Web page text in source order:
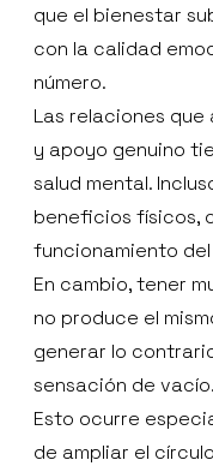
que el bienestar
con la calidad
número.
Las relaciones
y apoyo genuino
salud mental.
beneficios físicos,
funcionamiento
En cambio, tener
no produce el
generar lo
sensación de vacío.
Esto ocurre
de ampliar el